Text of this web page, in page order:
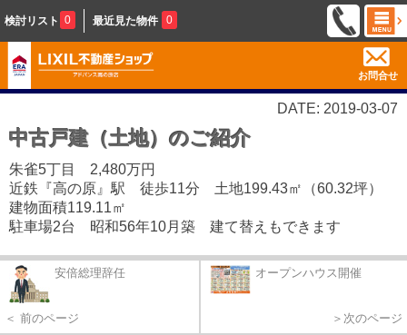
検討リスト 0 最近見た物件 0
お問合せ
DATE: 2019-03-07
中古戸建（土地）のご紹介
朱雀5丁目 2,480万円
近鉄『高の原』駅 徒歩11分 土地199.43㎡（60.32坪）
建物面積119.11㎡
駐車場2台 昭和56年10月築 建て替えもできます
安倍総理辞任
＜ 前のページ
オープンハウス開催
＞次のページ